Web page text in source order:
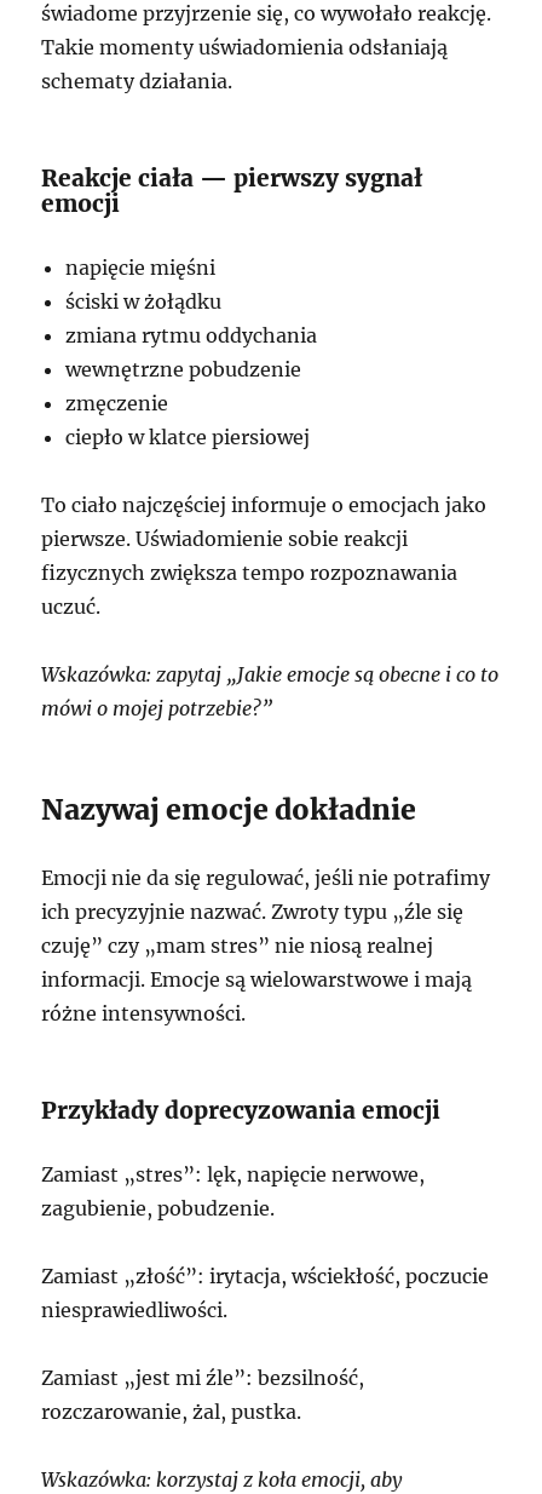
świadome przyjrzenie się, co wywołało reakcję.
Takie momenty uświadomienia odsłaniają
schematy działania.
Reakcje ciała — pierwszy sygnał
emocji
napięcie mięśni
ściski w żołądku
zmiana rytmu oddychania
wewnętrzne pobudzenie
zmęczenie
ciepło w klatce piersiowej
To ciało najczęściej informuje o emocjach jako
pierwsze. Uświadomienie sobie reakcji
fizycznych zwiększa tempo rozpoznawania
uczuć.
Wskazówka: zapytaj „Jakie emocje są obecne i co to
mówi o mojej potrzebie?”
Nazywaj emocje dokładnie
Emocji nie da się regulować, jeśli nie potrafimy
ich precyzyjnie nazwać. Zwroty typu „źle się
czuję” czy „mam stres” nie niosą realnej
informacji. Emocje są wielowarstwowe i mają
różne intensywności.
Przykłady doprecyzowania emocji
Zamiast „stres”: lęk, napięcie nerwowe,
zagubienie, pobudzenie.
Zamiast „złość”: irytacja, wściekłość, poczucie
niesprawiedliwości.
Zamiast „jest mi źle”: bezsilność,
rozczarowanie, żal, pustka.
Wskazówka: korzystaj z koła emocji, aby